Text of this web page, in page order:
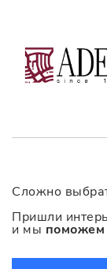
Сложно
Пришли
и мы поможем